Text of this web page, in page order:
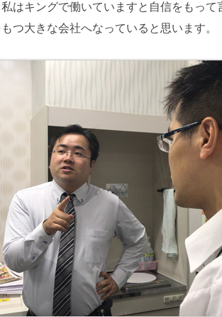
はキングで働いていますと自信をもって
つ大きな会社へなっていると思います。